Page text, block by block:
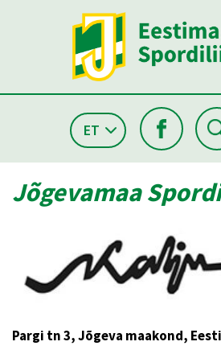
ET
Jõgevamaa
Pargi tn 3, Jõgeva maakond,